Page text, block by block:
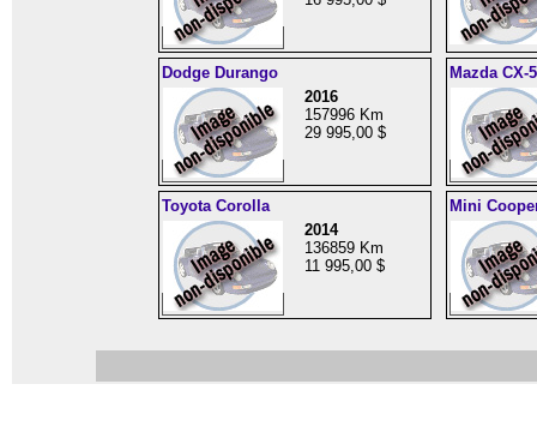
Dodge Durango
2016
157996 Km
29 995,00 $
Mazda CX-5
Toyota Corolla
2014
136859 Km
11 995,00 $
Mini